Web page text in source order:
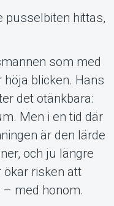
pusselbiten hittas,
som med
blicken. Hans
det otänkbara:
Men i en tid där
är den lärde
och ju längre
ökar risken att
– med honom.